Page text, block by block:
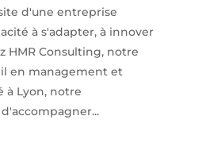
d'une entreprise
à s'adapter, à innover
HMR Consulting, notre
en management et
à Lyon, notre